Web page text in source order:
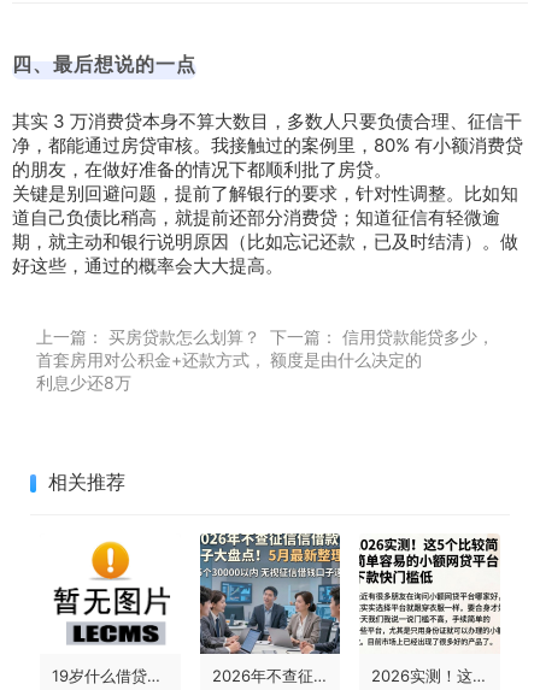
四、最后想说的一点
其实 3 万消费贷本身不算大数目，多数人只要负债合理、征信干
净，都能通过房贷审核。我接触过的案例里，80% 有小额消费贷
的朋友，在做好准备的情况下都顺利批了房贷。
关键是别回避问题，提前了解银行的要求，针对性调整。比如知
道自己负债比稍高，就提前还部分消费贷；知道征信有轻微逾
期，就主动和银行说明原因（比如忘记还款，已及时结清）。做
好这些，通过的概率会大大提高。
上一篇： 买房贷款怎么划算？
首套房用对公积金+还款方式，
利息少还8万
下一篇： 信用贷款能贷多少，
额度是由什么决定的
相关推荐
19岁什么借贷不看征信呢？2026亲测这5个19岁借3000无视征信的口子必看 2026年不查征信借款口子大盘点！5月最新整理，这5个30000以内无视征信借钱口子速看 2026实测！这5个比较简单容易的小额网贷平台，下款快门槛低